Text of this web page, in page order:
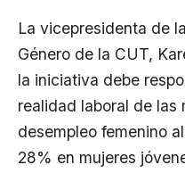
La vicepresidenta de
Género de la CUT,
la iniciativa debe
realidad laboral de las
desempleo femenino
28% en mujeres